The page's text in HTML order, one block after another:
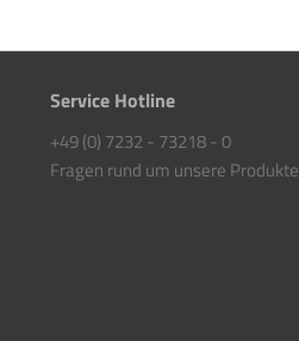
Service Hotline
+49 (0) 7232 - 73218 - 0
Fragen rund um unsere Produkte